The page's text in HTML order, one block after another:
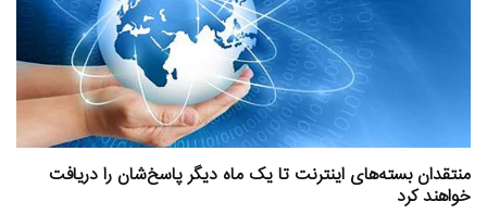
منتقدان بسته‌های اینترنت تا یک ماه دیگر پاسخ‌شان را دریافت
خواهند کرد